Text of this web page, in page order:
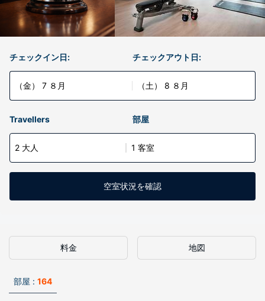
チェックイン日:
（金） 7 ８月
チェックアウト日:
（土） 8 ８月
Travellers 部屋
2 大人 1 客室
空室状況を確認
料金 地図
部屋 : 164